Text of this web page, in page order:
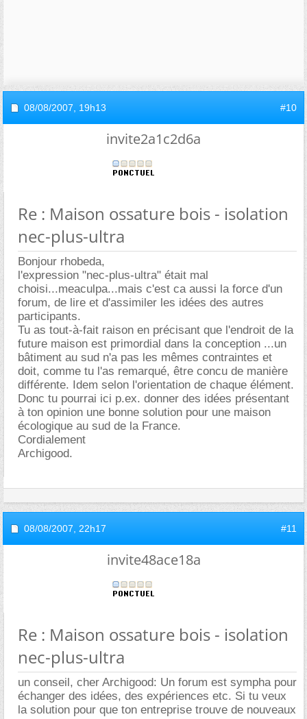
08/08/2007, 19h13 #10
invite2a1c2d6a
Re : Maison ossature bois - isolation
nec-plus-ultra
Bonjour rhobeda,
l'expression "nec-plus-ultra" était mal
choisi...meaculpa...mais c'est ca aussi la force d'un
forum, de lire et d'assimiler les idées des autres
participants.
Tu as tout-à-fait raison en précisant que l'endroit de la
future maison est primordial dans la conception ...un
bâtiment au sud n'a pas les mêmes contraintes et
doit, comme tu l'as remarqué, être concu de manière
différente. Idem selon l'orientation de chaque élément.
Donc tu pourrai ici p.ex. donner des idées présentant
à ton opinion une bonne solution pour une maison
écologique au sud de la France.
Cordialement
Archigood.
08/08/2007, 22h17 #11
invite48ace18a
Re : Maison ossature bois - isolation
nec-plus-ultra
un conseil, cher Archigood: Un forum est sympha pour
échanger des idées, des expériences etc. Si tu veux
la solution pour que ton entreprise trouve de nouveaux